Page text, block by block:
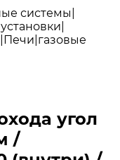
системы|
угол
/